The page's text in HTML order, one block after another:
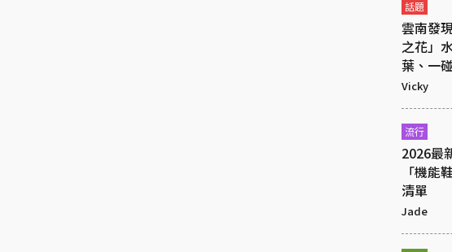
話題
雲南發
之花」
葉、一
Vicky
流行
2026最
「機能
清單
Jade